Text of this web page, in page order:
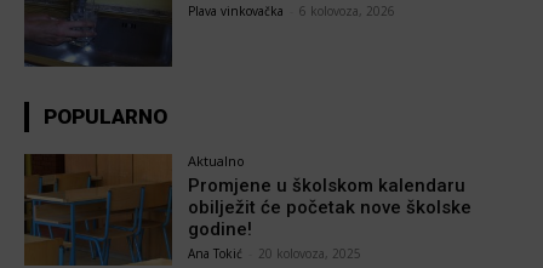
Plava vinkovačka 6 kolovoza, 2026
POPULARNO
Aktualno
Promjene u školskom kalendaru
obilježit će početak nove školske
godine!
Ana Tokić 20 kolovoza, 2025